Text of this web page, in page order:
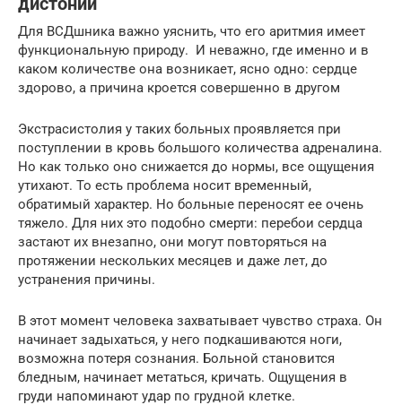
дистонии
Для ВСДшника важно уяснить, что его аритмия имеет
функциональную природу. И неважно, где именно и в
каком количестве она возникает, ясно одно: сердце
здорово, а причина кроется совершенно в другом
Экстрасистолия у таких больных проявляется при
поступлении в кровь большого количества адреналина.
Но как только оно снижается до нормы, все ощущения
утихают. То есть проблема носит временный,
обратимый характер. Но больные переносят ее очень
тяжело. Для них это подобно смерти: перебои сердца
застают их внезапно, они могут повторяться на
протяжении нескольких месяцев и даже лет, до
устранения причины.
В этот момент человека захватывает чувство страха. Он
начинает задыхаться, у него подкашиваются ноги,
возможна потеря сознания. Больной становится
бледным, начинает метаться, кричать. Ощущения в
груди напоминают удар по грудной клетке.